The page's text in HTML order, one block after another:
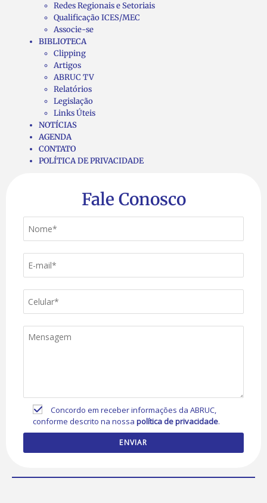
Redes Regionais e Setoriais
Qualificação ICES/MEC
Associe-se
BIBLIOTECA
Clipping
Artigos
ABRUC TV
Relatórios
Legislação
Links Úteis
NOTÍCIAS
AGENDA
CONTATO
POLÍTICA DE PRIVACIDADE
Fale Conosco
Concordo em receber informações da ABRUC,
conforme descrito na nossapolítica de privacidade.